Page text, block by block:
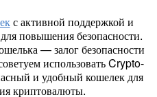
с активной поддержкой и
повышения безопасности.
— залог безопасности
использовать Crypto-
и удобный кошелек для
криптовалюты.